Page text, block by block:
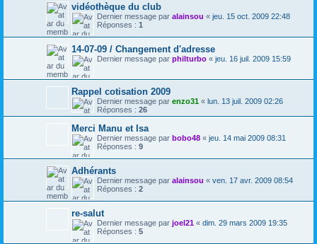
vidéothèque du club
Dernier message par alainsou « jeu. 15 oct. 2009 22:48
Réponses : 1
14-07-09 / Changement d'adresse
Dernier message par philturbo « jeu. 16 juil. 2009 15:59
Rappel cotisation 2009
Dernier message par enzo31 « lun. 13 juil. 2009 02:26
Réponses : 26
Merci Manu et Isa
Dernier message par bobo48 « jeu. 14 mai 2009 08:31
Réponses : 9
Adhérants
Dernier message par alainsou « ven. 17 avr. 2009 08:54
Réponses : 2
re-salut
Dernier message par joel21 « dim. 29 mars 2009 19:35
Réponses : 5